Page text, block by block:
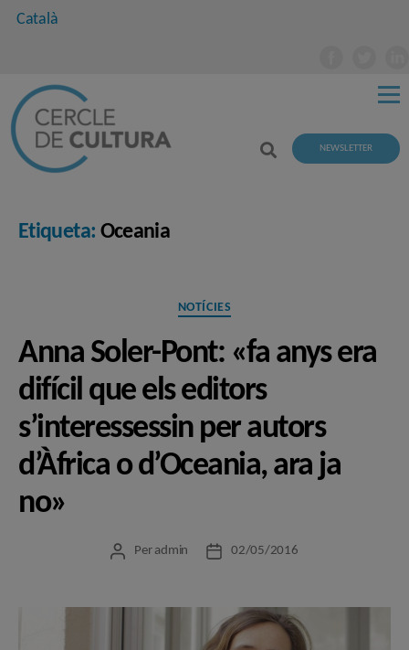
Català
NEWSLETTER
Etiqueta: Oceania
Categories
NOTÍCIES
Anna Soler-Pont: «fa anys era
difícil que els editors
s’interessessin per autors
d’Àfrica o d’Oceania, ara ja
no»
Autor
Per admin
Data02/05/2016